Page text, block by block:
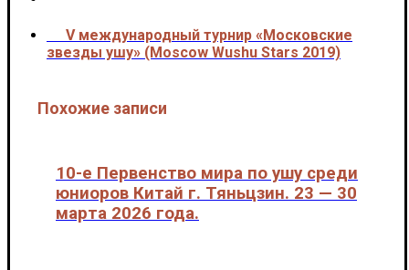
V международный турнир «Московские
звезды ушу» (Moscow Wushu Stars 2019)
Похожие записи
10-е Первенство мира по ушу среди
юниоров Китай г. Тяньцзин. 23 — 30
марта 2026 года.